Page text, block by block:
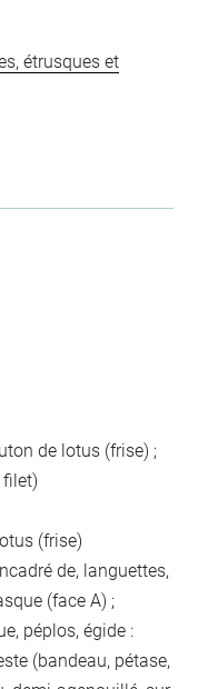
étrusques et
de lotus (frise) ;
filet)
(frise)
de, languettes,
(face A) ;
péplos, égide :
(bandeau, pétase,